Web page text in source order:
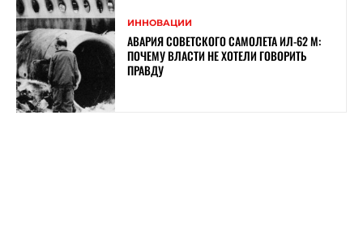
ИННОВАЦИИ
АВАРИЯ СОВЕТСКОГО САМОЛЕТА ИЛ-62 М:
ПОЧЕМУ ВЛАСТИ НЕ ХОТЕЛИ ГОВОРИТЬ
ПРАВДУ